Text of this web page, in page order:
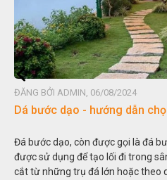
ĐĂNG BỞI ADMIN, 06/08/2024
Đá non bộ - cách lựa chọn
Hòn non bộ được biết đến là một
thu nhỏ, đưa mô hình những ngọn
trong các vườn cảnh. Hay nói một